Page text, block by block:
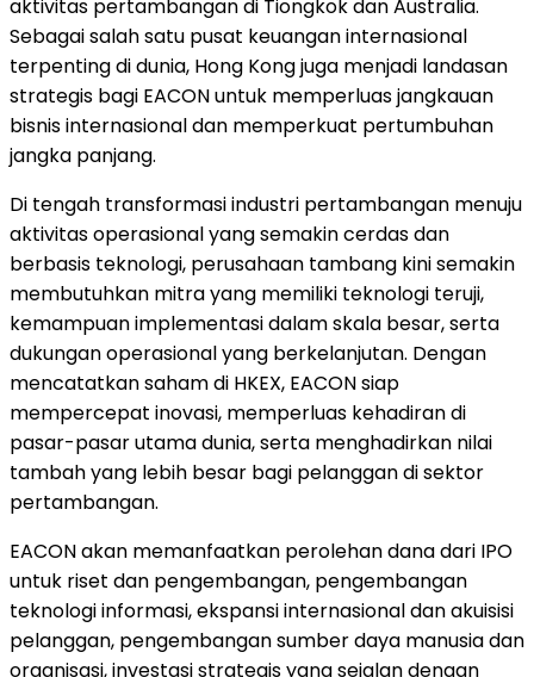
aktivitas pertambangan di Tiongkok dan Australia.
Sebagai salah satu pusat keuangan internasional
terpenting di dunia, Hong Kong juga menjadi landasan
strategis bagi EACON untuk memperluas jangkauan
bisnis internasional dan memperkuat pertumbuhan
jangka panjang.
Di tengah transformasi industri pertambangan menuju
aktivitas operasional yang semakin cerdas dan
berbasis teknologi, perusahaan tambang kini semakin
membutuhkan mitra yang memiliki teknologi teruji,
kemampuan implementasi dalam skala besar, serta
dukungan operasional yang berkelanjutan. Dengan
mencatatkan saham di HKEX, EACON siap
mempercepat inovasi, memperluas kehadiran di
pasar-pasar utama dunia, serta menghadirkan nilai
tambah yang lebih besar bagi pelanggan di sektor
pertambangan.
EACON akan memanfaatkan perolehan dana dari IPO
untuk riset dan pengembangan, pengembangan
teknologi informasi, ekspansi internasional dan akuisisi
pelanggan, pengembangan sumber daya manusia dan
organisasi, investasi strategis yang sejalan dengan